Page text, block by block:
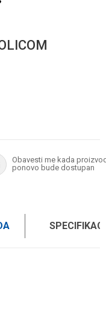
Obavesti me kada
ponovo bude dostupan